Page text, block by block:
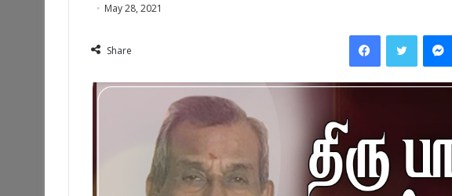
May 28, 2021
Share
FacebookTwitter